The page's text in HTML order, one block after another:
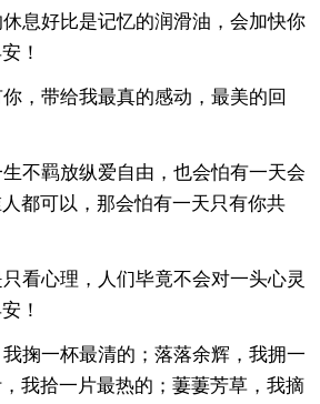
息好比是记忆的润滑油，会加快你
！
，带给我最真的感动，最美的回
不羁放纵爱自由，也会怕有一天会
都可以，那会怕有一天只有你共
看心理，人们毕竟不会对一头心灵
！
掬一杯最清的；落落余辉，我拥一
我拾一片最热的；萋萋芳草，我摘